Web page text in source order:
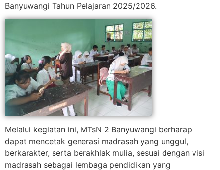
Banyuwangi Tahun Pelajaran 2025/2026.
Melalui kegiatan ini, MTsN 2 Banyuwangi berharap
dapat mencetak generasi madrasah yang unggul,
berkarakter, serta berakhlak mulia, sesuai dengan visi
madrasah sebagai lembaga pendidikan yang